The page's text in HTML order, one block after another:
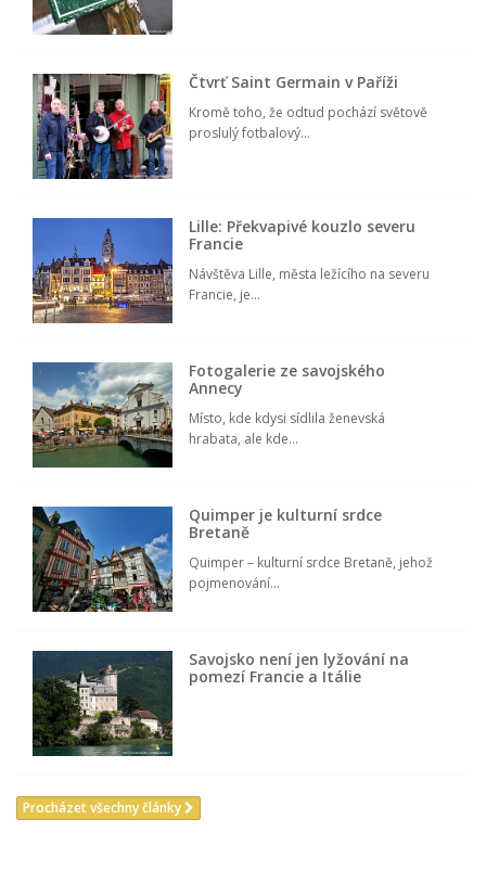
Čtvrť Saint Germain v Paříži
Kromě toho, že odtud pochází světově
proslulý fotbalový...
Lille: Překvapivé kouzlo severu
Francie
Návštěva Lille, města ležícího na severu
Francie, je...
Fotogalerie ze savojského
Annecy
Místo, kde kdysi sídlila ženevská
hrabata, ale kde...
Quimper je kulturní srdce
Bretaně
Quimper – kulturní srdce Bretaně, jehož
pojmenování...
Savojsko není jen lyžování na
pomezí Francie a Itálie
Procházet všechny články